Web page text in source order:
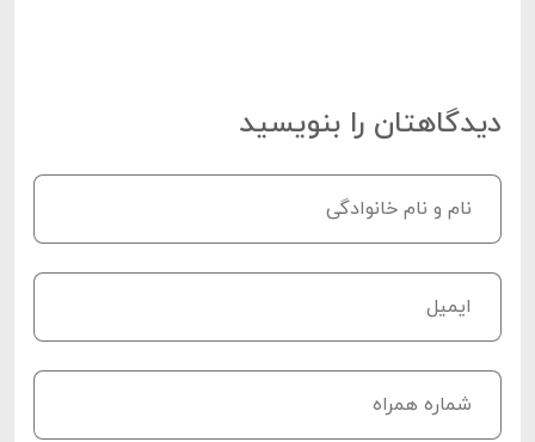
دیدگاهتان را بنویسید